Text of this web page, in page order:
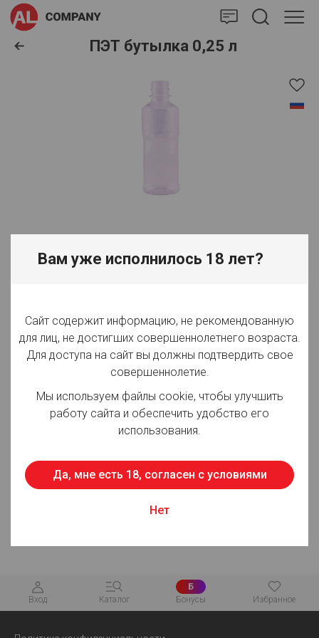
ПЭТ бутылка 0,25 л
Вид товара: Тара, газ
Производитель: Сопутствующие товары
Страна производства: Россия
Для просмотра цен авторизуйтесь
Описание:
спиртных напитков, пива, кваса.
Вход Каталог
Б
Бонусы
Избранное
Вам уже исполнилось 18 лет?
Сайт содержит информацию, не рекомендованную
для лиц, не достигших совершеннолетнего возраста.
Для доступа на сайт вы должны подтвердить свое
совершеннолетие.
Мы используем файлы cookie, чтобы улучшить
работу сайта и обеспечить удобство его
использования.
Да, мне есть 18, согласен с условиями
Нет